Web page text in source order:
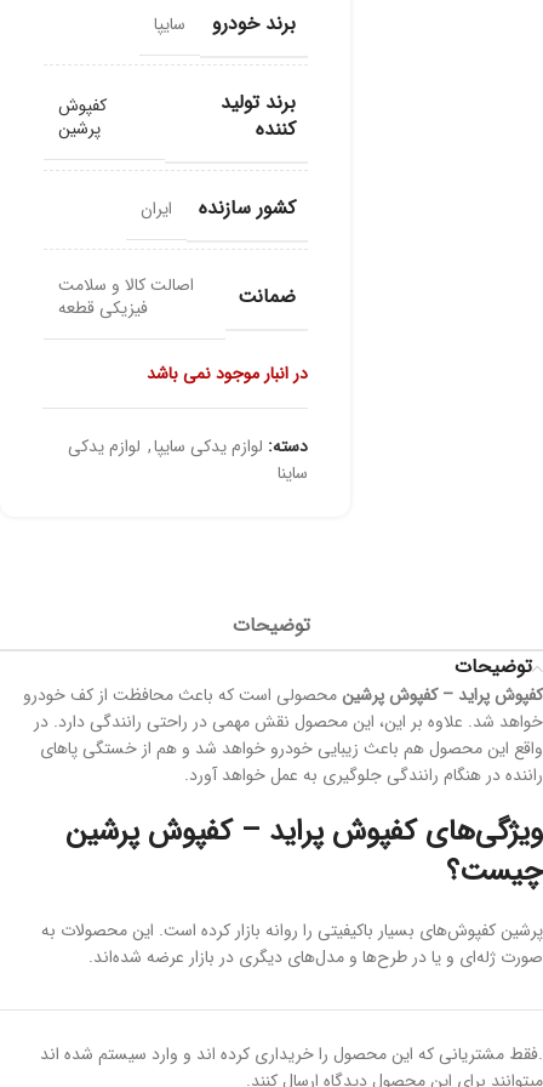
برند خودرو سایپا
برند تولید
کننده
کفپوش
پرشین
کشور سازنده ایران
ضمانت
اصالت کالا و سلامت
فیزیکی قطعه
در انبار موجود نمی باشد
دسته: لوازم یدکی سایپا, لوازم یدکی
ساینا
توضیحات
توضیحات
کفپوش پراید – کفپوش پرشین محصولی است که باعث محافظت از کف خودرو
خواهد شد. علاوه بر این، این محصول نقش مهمی در راحتی رانندگی دارد. در
واقع این محصول هم باعث زیبایی خودرو خواهد شد و هم از خستگی پاهای
راننده در هنگام رانندگی جلوگیری به عمل خواهد آورد.
ویژگی‌هایکفپوش پراید – کفپوش پرشین
چیست؟
پرشین کفپوش‌های بسیار باکیفیتی را روانه بازار کرده است. این محصولات به
صورت ژله‌ای و یا در طرح‌ها و مدل‌های دیگری در بازار عرضه شده‌اند.
در زیر به برخی از ویژگی‌ها و خصوصیات این محصول اشاره می‌کنیم:
تولید شده از بهترین مواد پی و سی و ترکیب آن با مواد اولیه مرغوب
.فقط مشتریانی که این محصول را خریداری کرده اند و وارد سیستم شده اند
میتوانند برای این محصول دیدگاه ارسال کنند.